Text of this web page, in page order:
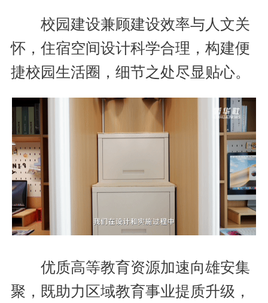
校园建设兼顾建设效率与人文关
怀，住宿空间设计科学合理，构建便
捷校园生活圈，细节之处尽显贴心。
优质高等教育资源加速向雄安集
聚，既助力区域教育事业提质升级，